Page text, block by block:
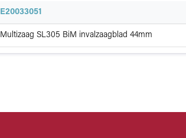
E20033051
Multizaag SL305 BiM invalzaagblad 44mm